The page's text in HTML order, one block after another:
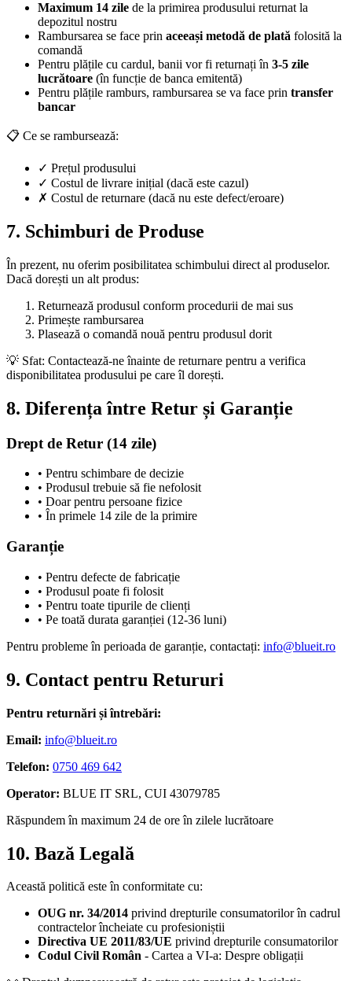
Maximum 14 zile de la primirea produsului returnat la
depozitul nostru
Rambursarea se face prin aceeași metodă de plată folosită la
comandă
Pentru plățile cu cardul, banii vor fi returnați în 3-5 zile
lucrătoare (în funcție de banca emitentă)
Pentru plățile ramburs, rambursarea se va face prin transfer
bancar
📋 Ce se rambursează:
✓ Prețul produsului
✓ Costul de livrare inițial (dacă este cazul)
✗ Costul de returnare (dacă nu este defect/eroare)
7. Schimburi de Produse
În prezent, nu oferim posibilitatea schimbului direct al produselor.
Dacă dorești un alt produs:
Returnează produsul conform procedurii de mai sus
Primește rambursarea
Plasează o comandă nouă pentru produsul dorit
💡 Sfat: Contactează-ne înainte de returnare pentru a verifica
disponibilitatea produsului pe care îl dorești.
8. Diferența între Retur și Garanție
Drept de Retur (14 zile)
• Pentru schimbare de decizie
• Produsul trebuie să fie nefolosit
• Doar pentru persoane fizice
• În primele 14 zile de la primire
Garanție
• Pentru defecte de fabricație
• Produsul poate fi folosit
• Pentru toate tipurile de clienți
• Pe toată durata garanției (12-36 luni)
Pentru probleme în perioada de garanție, contactați: info@blueit.ro
9. Contact pentru Retururi
Pentru returnări și întrebări:
Email: info@blueit.ro
Telefon: 0750 469 642
Operator: BLUE IT SRL, CUI 43079785
Răspundem în maximum 24 de ore în zilele lucrătoare
10. Bază Legală
Această politică este în conformitate cu:
OUG nr. 34/2014 privind drepturile consumatorilor în cadrul
contractelor încheiate cu profesioniștii
Directiva UE 2011/83/UE privind drepturile consumatorilor
Codul Civil Român - Cartea a VI-a: Despre obligații